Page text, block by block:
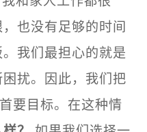
也没有足够的时间
我们最担心的就是
扰。因此，我们把
要目标。在这种情